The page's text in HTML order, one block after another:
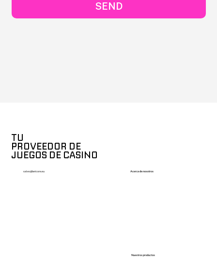
SEND
TU
PROVEEDOR DE
JUEGOS DE CASINO
sales@betcore.eu Acerca de nosotros
Nuestros productos